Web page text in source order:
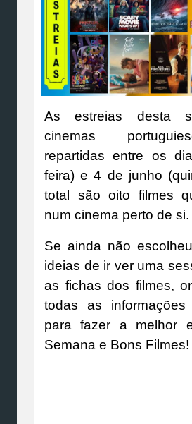
As estreias desta
cinemas
repartidas entre os
feira) e 4 de junho
total são oito filmes
num cinema perto de si.
Se ainda não
ideias de ir ver uma
as fichas dos filmes,
todas as
para fazer a melhor
Semana e Bons Filmes!